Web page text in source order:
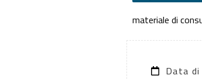
materiale di
Data